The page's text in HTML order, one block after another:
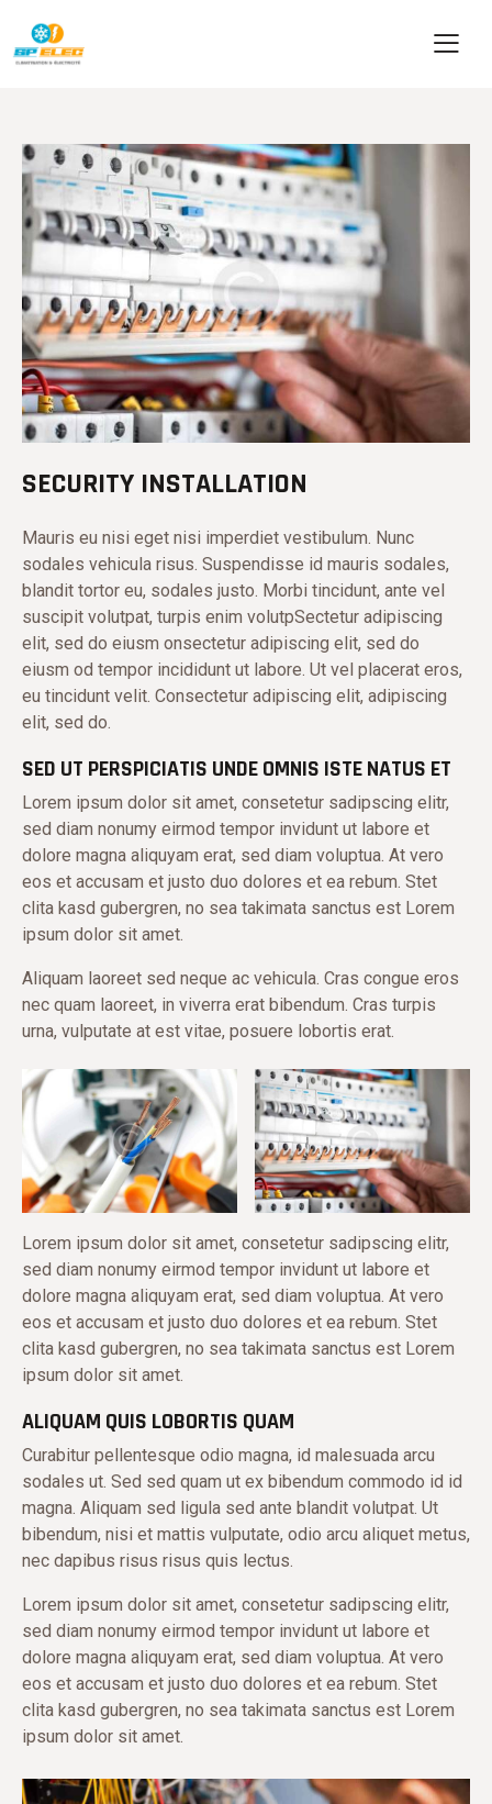
SECURITY INSTALLATION
Mauris eu nisi eget nisi imperdiet vestibulum. Nunc
sodales vehicula risus. Suspendisse id mauris sodales,
blandit tortor eu, sodales justo. Morbi tincidunt, ante vel
suscipit volutpat, turpis enim volutpSectetur adipiscing
elit, sed do eiusm onsectetur adipiscing elit, sed do
eiusm od tempor incididunt ut labore. Ut vel placerat eros,
eu tincidunt velit. Consectetur adipiscing elit, adipiscing
elit, sed do.
SED UT PERSPICIATIS UNDE OMNIS ISTE NATUS ET
Lorem ipsum dolor sit amet, consetetur sadipscing elitr,
sed diam nonumy eirmod tempor invidunt ut labore et
dolore magna aliquyam erat, sed diam voluptua. At vero
eos et accusam et justo duo dolores et ea rebum. Stet
clita kasd gubergren, no sea takimata sanctus est Lorem
ipsum dolor sit amet.
Aliquam laoreet sed neque ac vehicula. Cras congue eros
nec quam laoreet, in viverra erat bibendum. Cras turpis
urna, vulputate at est vitae, posuere lobortis erat.
Lorem ipsum dolor sit amet, consetetur sadipscing elitr,
sed diam nonumy eirmod tempor invidunt ut labore et
dolore magna aliquyam erat, sed diam voluptua. At vero
eos et accusam et justo duo dolores et ea rebum. Stet
clita kasd gubergren, no sea takimata sanctus est Lorem
ipsum dolor sit amet.
ALIQUAM QUIS LOBORTIS QUAM
Curabitur pellentesque odio magna, id malesuada arcu
sodales ut. Sed sed quam ut ex bibendum commodo id id
magna. Aliquam sed ligula sed ante blandit volutpat. Ut
bibendum, nisi et mattis vulputate, odio arcu aliquet metus,
nec dapibus risus risus quis lectus.
Lorem ipsum dolor sit amet, consetetur sadipscing elitr,
sed diam nonumy eirmod tempor invidunt ut labore et
dolore magna aliquyam erat, sed diam voluptua. At vero
eos et accusam et justo duo dolores et ea rebum. Stet
clita kasd gubergren, no sea takimata sanctus est Lorem
ipsum dolor sit amet.